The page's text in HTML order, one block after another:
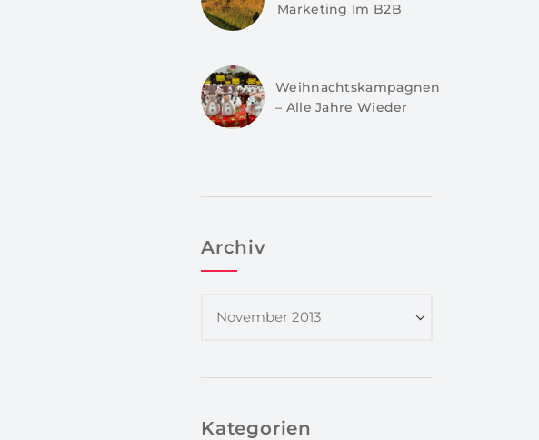
Marketing Im B2B
Weihnachtskampagnen
– Alle Jahre Wieder
Archiv
Kategorien